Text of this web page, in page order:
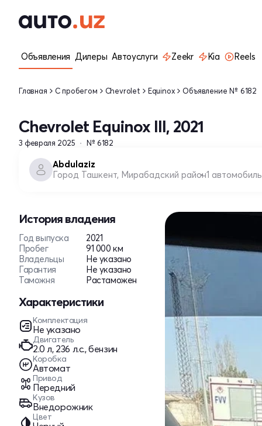
Объявления Дилеры Автоуслуги Zeekr Kia Reels
Главная С пробегом Chevrolet Equinox Объявление № 6182
Chevrolet Equinox III, 2021
3 февраля 2025 № 6182
Abdulaziz
Город Ташкент, Мирабадский район1 автомобиль
История владения
Год выпуска
2021
Пробег
91 000 км
Владельцы
Не указано
Гарантия
Не указано
Таможня
Растаможен
Характеристики
Комплектация
Не указано
Двигатель
2.0 л, 236 л.с., бензин
Коробка
Автомат
Привод
Передний
Кузов
Внедорожник
Цвет